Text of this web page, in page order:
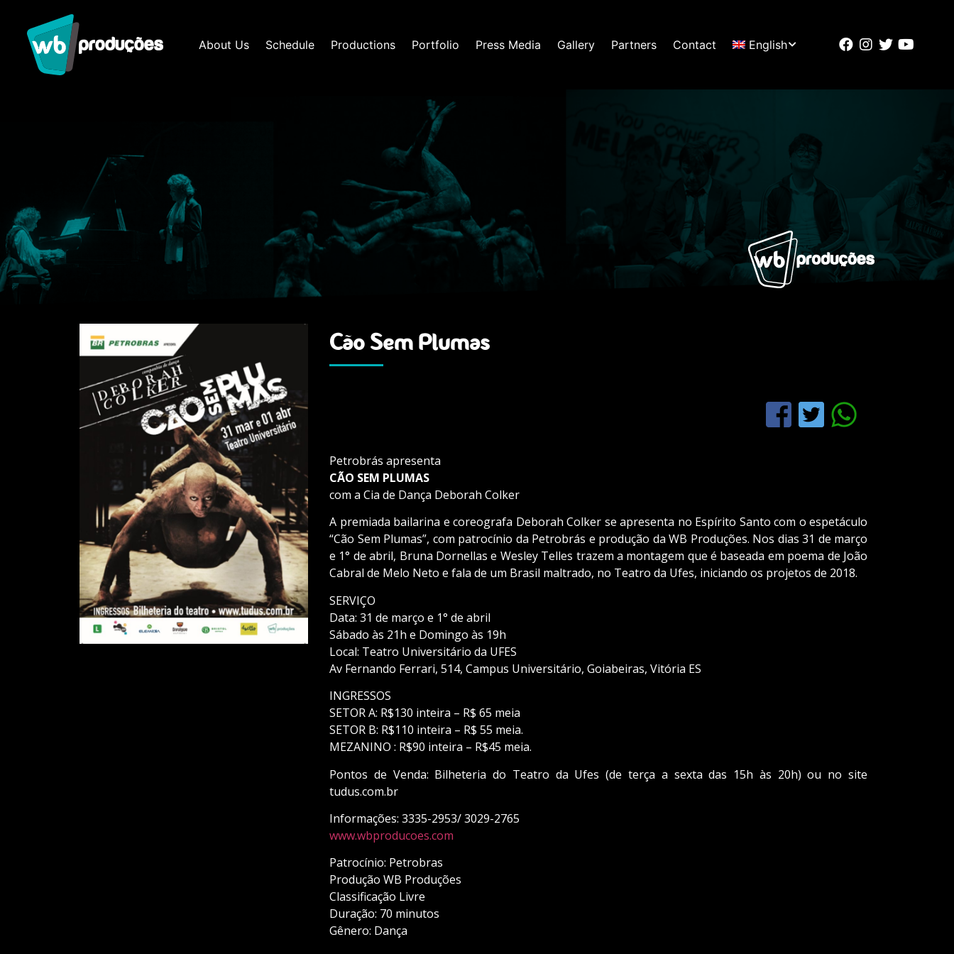
About Us Schedule Productions Portfolio Press Media Gallery Partners Contact English
Cão Sem Plumas
Petrobrás apresenta
CÃO SEM PLUMAS
com a Cia de Dança Deborah Colker
A premiada bailarina e coreografa Deborah Colker se apresenta no Espírito Santo com o espetáculo
“Cão Sem Plumas”, com patrocínio da Petrobrás e produção da WB Produções. Nos dias 31 de março
e 1° de abril, Bruna Dornellas e Wesley Telles trazem a montagem que é baseada em poema de João
Cabral de Melo Neto e fala de um Brasil maltrado, no Teatro da Ufes, iniciando os projetos de 2018.
SERVIÇO
Data: 31 de março e 1° de abril
Sábado às 21h e Domingo às 19h
Local: Teatro Universitário da UFES
Av Fernando Ferrari, 514, Campus Universitário, Goiabeiras, Vitória ES
INGRESSOS
SETOR A: R$130 inteira – R$ 65 meia
SETOR B: R$110 inteira – R$ 55 meia.
MEZANINO : R$90 inteira – R$45 meia.
Pontos de Venda: Bilheteria do Teatro da Ufes (de terça a sexta das 15h às 20h) ou no site
tudus.com.br
Informações: 3335-2953/ 3029-2765
www.wbproducoes.com
Patrocínio: Petrobras
Produção WB Produções
Classificação Livre
Duração: 70 minutos
Gênero: Dança